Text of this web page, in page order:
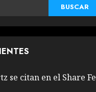
BUSCAR
se citan en el Share